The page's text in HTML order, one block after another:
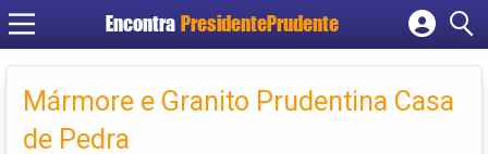
Encontra PresidentePrudente
Cadastrar empresa
Criar conta
Mármore e Granito Prudentina Casa
de Pedra